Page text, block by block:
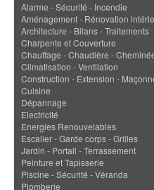
Alarme - Sécurité - Incendie
Aménagement - Rénovation
Architecture - Bilans - Traitements
Charpente et Couverture
Chauffage - Chaudière -
Climatisation - Ventilation
Construction - Extension -
Cuisine
Dépannage
Electricité
Energies Renouvelables
Escalier - Garde corps - Grilles
Jardin - Portail - Terrassement
Peinture et Tapisserie
Piscine - Sécurité - Véranda
Plomberie